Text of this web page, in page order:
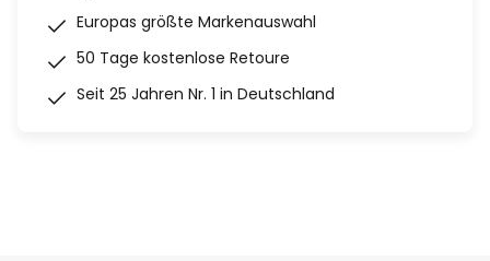
Europas größte Markenauswahl
50 Tage kostenlose Retoure
Seit 25 Jahren Nr. 1 in Deutschland